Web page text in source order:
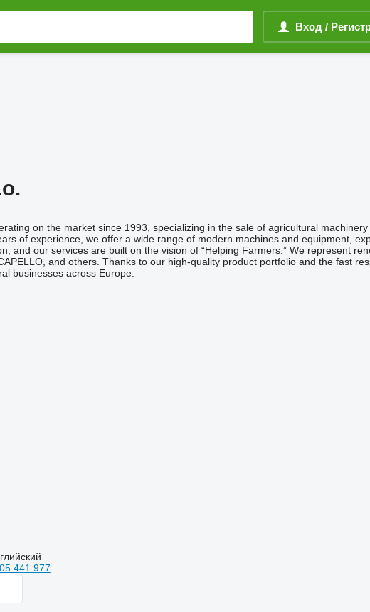
Вход /
on the market since 1993, specializing in the sale of agricultural
of experience, we offer a wide range of modern machines and equipment,
and our services are built on the vision of “Helping Farmers.” We represent
and others. Thanks to our high-quality product portfolio and the fast
businesses across Europe.
441 977